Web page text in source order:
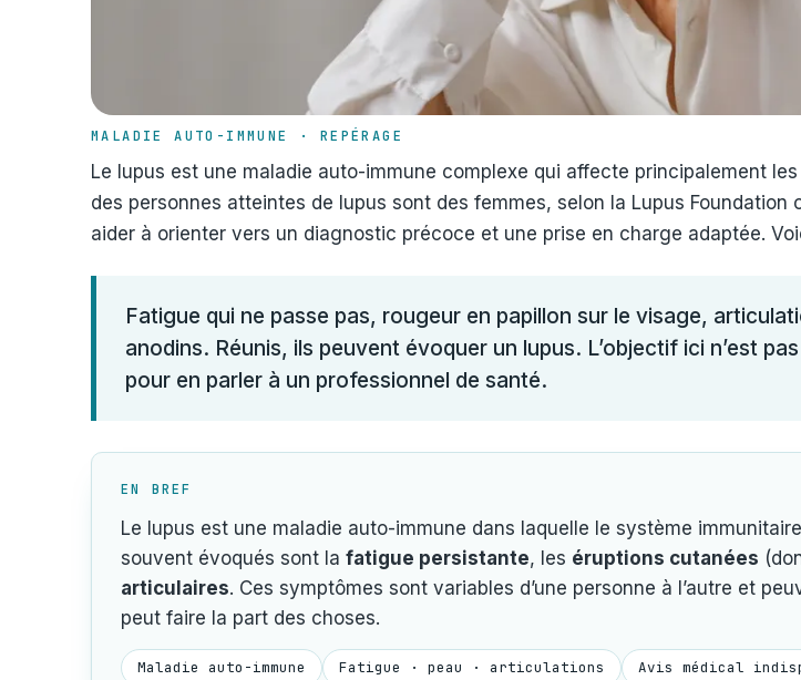
MALADIE AUTO-IMMUNE · REPÉRAGE
Le lupus est une maladie auto-immune complexe qui affecte principalement
des personnes atteintes de lupus sont des femmes, selon la Lupus
aider à orienter vers un diagnostic précoce et une prise en charge adaptée.
Fatigue qui ne passe pas, rougeur en papillon sur le visage,
anodins. Réunis, ils peuvent évoquer un lupus. L’objectif ici n’est
pour en parler à un professionnel de santé.
EN BREF
Le lupus est une maladie auto-immune dans laquelle le système
souvent évoqués sont la fatigue persistante, les éruptions cutanées
articulaires. Ces symptômes sont variables d’une personne à l’autre et
peut faire la part des choses.
Maladie auto-immune Fatigue · peau · articulations Avis médical